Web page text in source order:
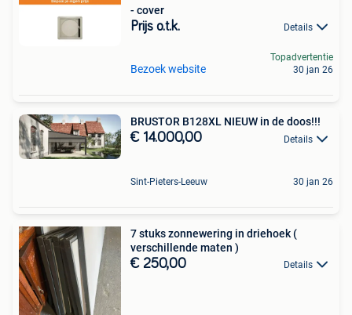
- cover
Prijs o.t.k. Details
Bezoek website
Topadvertentie
30 jan 26
BRUSTOR B128XL NIEUW in de doos!!!
€ 14.000,00 Details
Sint-Pieters-Leeuw 30 jan 26
7 stuks zonnewering in driehoek (
verschillende maten )
€ 250,00 Details